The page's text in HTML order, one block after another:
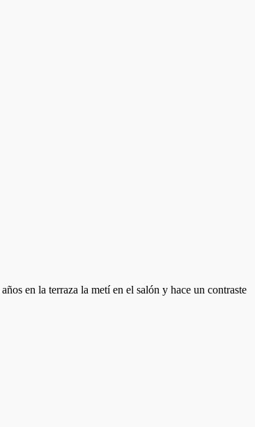
en la terraza la metí en el salón y hace un contraste